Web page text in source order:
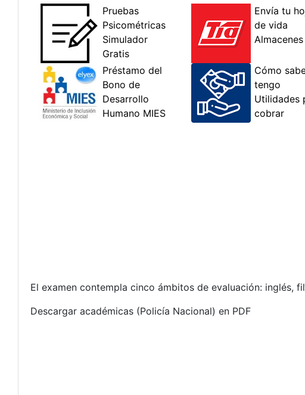
El examen contempla cinco ámbitos de evaluación: inglés,
Descargar académicas (Policía Nacional) en PDF